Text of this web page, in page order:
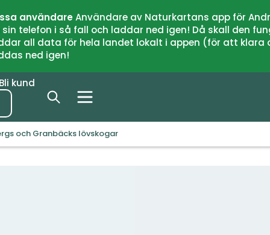
användareAnvändare av Naturkartans app för
telefon i så fall och laddar ned igen! Då skall den
all data för hela landet lokalt i appen (för att
ned igen!
Bli kund
och Granbäcks lövskogar